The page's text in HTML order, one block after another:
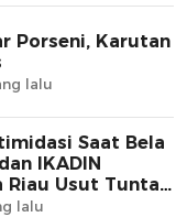
Porseni, Karutan
lalu
Saat Bela
IKADIN
Riau Usut Tuntas
lalu